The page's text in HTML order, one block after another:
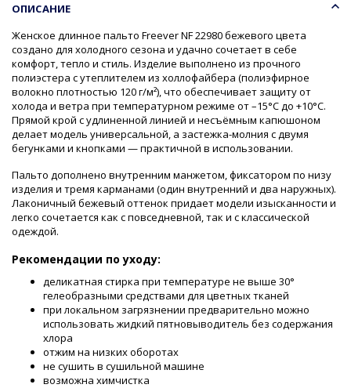
ОПИСАНИЕ
Женское длинное пальто Freever NF 22980 бежевого цвета
создано для холодного сезона и удачно сочетает в себе
комфорт, тепло и стиль. Изделие выполнено из прочного
полиэстера с утеплителем из холлофайбера (полиэфирное
волокно плотностью 120 г/м²), что обеспечивает защиту от
холода и ветра при температурном режиме от –15°C до +10°C.
Прямой крой с удлиненной линией и несъёмным капюшоном
делает модель универсальной, а застежка-молния с двумя
бегунками и кнопками — практичной в использовании.
Пальто дополнено внутренним манжетом, фиксатором по низу
изделия и тремя карманами (один внутренний и два наружных).
Лаконичный бежевый оттенок придает модели изысканности и
легко сочетается как с повседневной, так и с классической
одеждой.
Рекомендации по уходу:
деликатная стирка при температуре не выше 30°
гелеобразными средствами для цветных тканей
при локальном загрязнении предварительно можно
использовать жидкий пятновыводитель без содержания
хлора
отжим на низких оборотах
не сушить в сушильной машине
возможна химчистка